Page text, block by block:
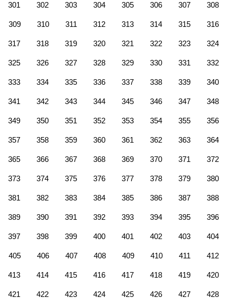
301 302 303 304 305 306 307 308
309 310 311 312 313 314 315 316
317 318 319 320 321 322 323 324
325 326 327 328 329 330 331 332
333 334 335 336 337 338 339 340
341 342 343 344 345 346 347 348
349 350 351 352 353 354 355 356
357 358 359 360 361 362 363 364
365 366 367 368 369 370 371 372
373 374 375 376 377 378 379 380
381 382 383 384 385 386 387 388
389 390 391 392 393 394 395 396
397 398 399 400 401 402 403 404
405 406 407 408 409 410 411 412
413 414 415 416 417 418 419 420
421 422 423 424 425 426 427 428